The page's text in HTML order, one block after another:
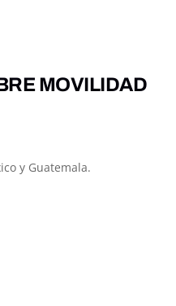
MOVILIDAD
y Guatemala.